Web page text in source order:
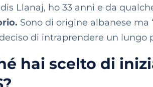
Llanaj, ho 33 anni e da
Sono di origine albanese ma
di intraprendere un lungo
hai scelto di